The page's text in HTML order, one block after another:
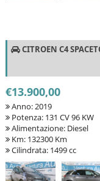
CITROEN C4
€13.900,00
Anno: 2019
Potenza: 131 CV 96 KW
Alimentazione: Diesel
Km: 132300 Km
Cilindrata: 1499 cc